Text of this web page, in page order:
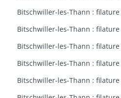
Bitschwiller-les-Thann :
Bitschwiller-les-Thann :
Bitschwiller-les-Thann :
Bitschwiller-les-Thann :
Bitschwiller-les-Thann :